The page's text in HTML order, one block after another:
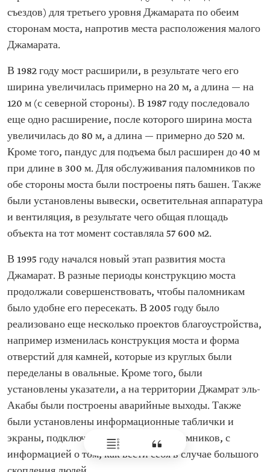
съездов) для третьего уровня Джамарата по обеим
сторонам моста, напротив места расположения малого
Джамарата.
В 1982 году мост расширили, в результате чего его
ширина увеличилась примерно на 20 м, а длина — на
120 м (с северной стороны). В 1987 году последовало
еще одно расширение, после которого ширина моста
увеличилась до 80 м, а длина — примерно до 520 м.
Кроме того, пандус для подъема был расширен до 40 м
при длине в 300 м. Для обслуживания паломников по
обе стороны моста были построены пять башен. Также
были установлены вывески, осветительная аппаратура
и вентиляция, в результате чего общая площадь
объекта на тот момент составляла 57 600 м2.
В 1995 году начался новый этап развития моста
Джамарат. В разные периоды конструкцию моста
продолжали совершенствовать, чтобы паломникам
было удобне его пересекать. В 2005 году было
реализовано еще несколько проектов благоустройства,
например изменилась конструкция моста и форма
отверстий для камней, которые из круглых были
переделаны в овальные. Кроме того, были
установлены указатели, а на территории Джамрат эль-
Акабы были построены аварийные выходы. Также
были установлены информационные таблички и
экраны, подключенные к лагерям паломников, с
информацией о том, как вести себя в случае большого